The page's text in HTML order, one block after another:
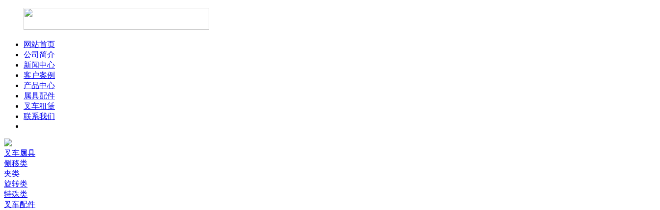
网站首页
公司简介
新闻中心
客户案例
产品中心
属具配件
叉车租赁
联系我们
叉车属具
侧移类
夹类
旋转类
特殊类
叉车配件